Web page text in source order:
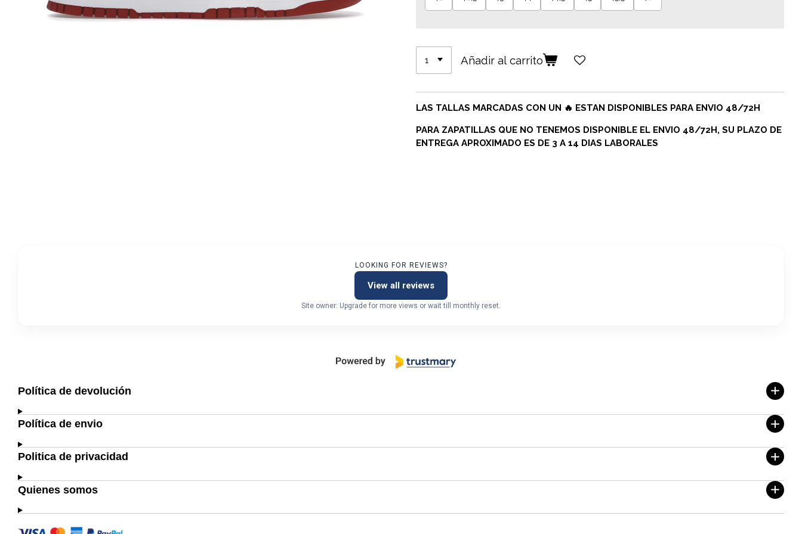
Añadir al carrito
LAS TALLAS MARCADAS CON UN 🔥 ESTAN DISPONIBLES PARA ENVIO 48/72H
PARA ZAPATILLAS QUE NO TENEMOS DISPONIBLE EL ENVIO 48/72H, SU PLAZO DE
ENTREGA APROXIMADO ES DE 3 A 14 DIAS LABORALES
LOOKING FOR REVIEWS?
View all reviews
Site owner: Upgrade for more views or wait till monthly reset.
Política de devolución
Política de envio
Politica de privacidad
Quienes somos